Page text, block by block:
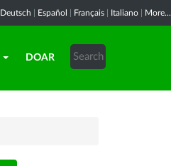
Deutsch Español Français Italiano More...
DOAR